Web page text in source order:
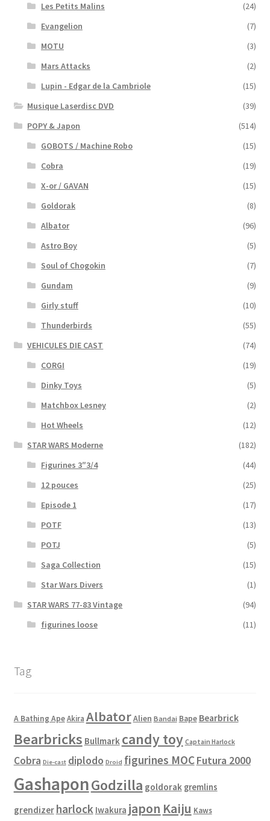
Les Petits Malins
(24)
Evangelion
(7)
MOTU
(3)
Mars Attacks
(2)
Lupin - Edgar de la Cambriole
(15)
Musique Laserdisc DVD
(39)
POPY & Japon
(514)
GOBOTS / Machine Robo
(15)
Cobra
(19)
X-or / GAVAN
(15)
Goldorak
(8)
Albator
(96)
Astro Boy
(5)
Soul of Chogokin
(7)
Gundam
(9)
Girly stuff
(10)
Thunderbirds
(55)
VEHICULES DIE CAST
(74)
CORGI
(19)
Dinky Toys
(5)
Matchbox Lesney
(2)
Hot Wheels
(12)
STAR WARS Moderne
(182)
Figurines 3″3/4
(44)
12 pouces
(25)
Episode 1
(17)
POTF
(13)
POTJ
(5)
Saga Collection
(15)
Star Wars Divers
(1)
STAR WARS 77-83 Vintage
(94)
figurines loose
(11)
Tag
A Bathing Ape Akira AlbatorAlien Bandai Bape Bearbrick
Bearbricks Bullmark candy toy Captain Harlock
Cobra Die-cast diplodo Droid figurines MOCFutura 2000
GashaponGodzilla goldorak gremlins
grendizer harlock Iwakura japon Kaiju Kaws